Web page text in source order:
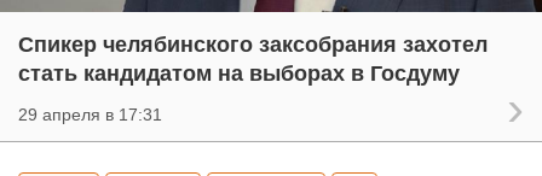
Спикер челябинского заксобрания захотел
стать кандидатом на выборах в Госдуму
29 апреля в 17:31